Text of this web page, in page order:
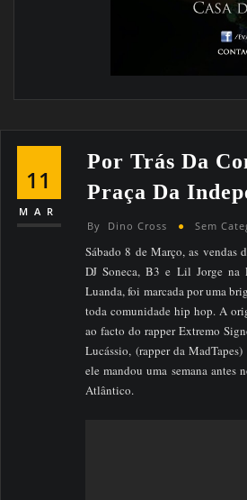
11
MAR
Por Trás Da
Praça Da
By Dino Cross Sem
Sábado 8 de Março, as vendas
DJ Soneca, B3 e Lil Jorge na
Luanda, foi marcada por uma
toda comunidade hip hop. A
ao facto do rapper Extremo
Lucássio, (rapper da
ele mandou uma semana
Atlântico.